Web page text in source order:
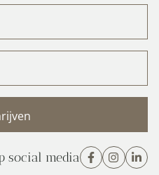
social media